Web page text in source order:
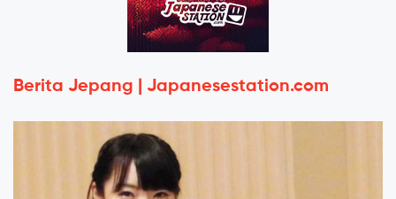
Berita Jepang | Japanesestation.com